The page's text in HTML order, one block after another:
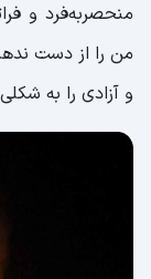
منحصربه‌فرد و
من را از دست
و آزادی را به